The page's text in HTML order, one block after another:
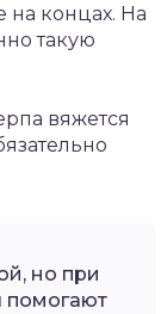
на концах. На
такую
вяжется
но при
помогают